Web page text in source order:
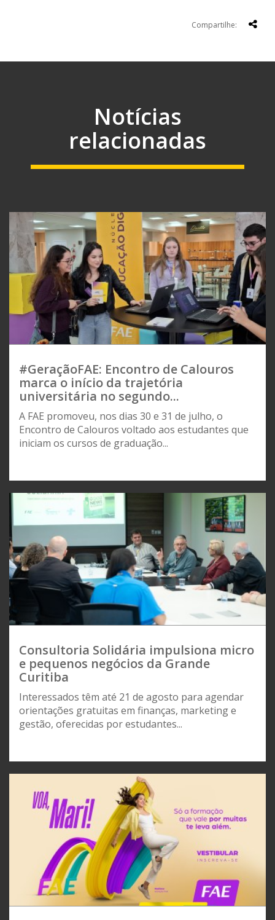
Compartilhe:
Notícias
relacionadas
#GeraçãoFAE: Encontro de Calouros
marca o início da trajetória
universitária no segundo...
A FAE promoveu, nos dias 30 e 31 de julho, o
Encontro de Calouros voltado aos estudantes que
iniciam os cursos de graduação...
Consultoria Solidária impulsiona micro
e pequenos negócios da Grande
Curitiba
Interessados têm até 21 de agosto para agendar
orientações gratuitas em finanças, marketing e
gestão, oferecidas por estudantes...